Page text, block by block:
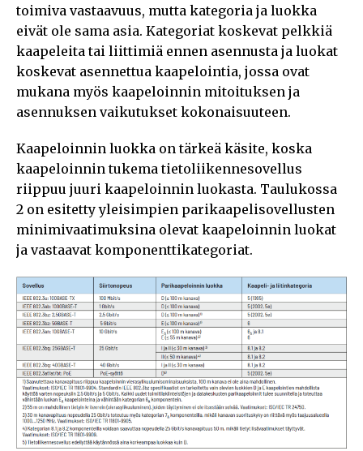
toimiva vastaavuus, mutta kategoria ja luokka
eivät ole sama asia. Kategoriat koskevat pelkkiä
kaapeleita tai liittimiä ennen asennusta ja luokat
koskevat asennettua kaapelointia, jossa ovat
mukana myös kaapeloinnin mitoituksen ja
asennuksen vaikutukset kokonaisuuteen.
Kaapeloinnin luokka on tärkeä käsite, koska
kaapeloinnin tukema tietoliikennesovellus
riippuu juuri kaapeloinnin luokasta. Taulukossa
2 on esitetty yleisimpien parikaapelisovellusten
minimivaatimuksina olevat kaapeloinnin luokat
ja vastaavat komponenttikategoriat.